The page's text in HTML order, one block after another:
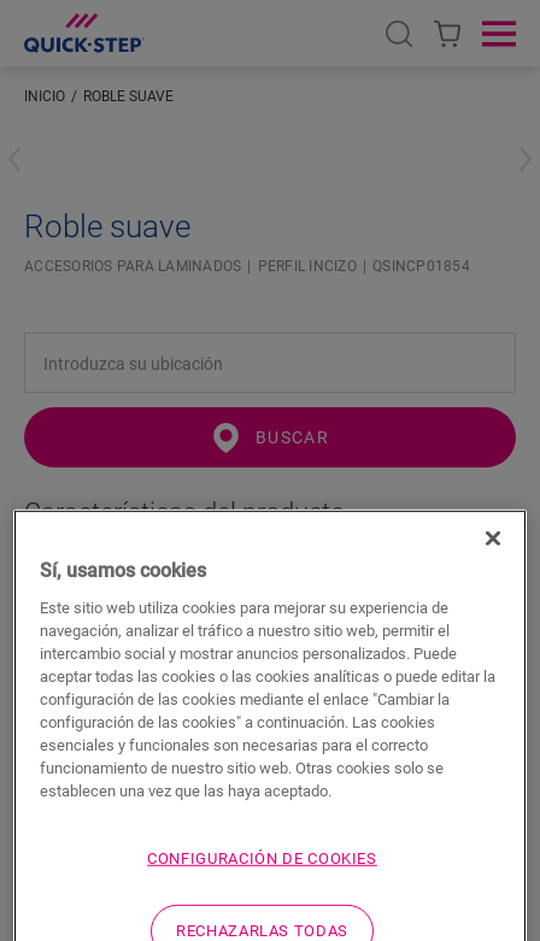
Open search
INICIO ROBLE SUAVE
Roble suave
ACCESORIOS PARA LAMINADOS PERFIL INCIZO QSINCP01854
BUSCAR
Características del producto
Este perfil único ofrece múltiples soluciones para rematar su
suelo, como la transición entre suelos o un remate en una
pared o ventana. Solo tiene que cortar el perfil Incizo según la
forma deseada con el cúter Incizo incluido. El perfil combina a
la perfección con el color de su suelo. Un paquete contiene un
perfil Incizo, un cúter Incizo y un riel de plástico. Para lograr
un acabado hermético en estancias húmedas, le sugerimos
que lo combine con la tira de espuma y el Hydrokit. Con el
perfil Incizo puede: 1. unir dos suelos con alturas distintas 2.
unir dos suelos con la misma altura 3. añadir un acabado al
rematar sus escaleras y peldaños
Sí, usamos cookies
Este sitio web utiliza cookies para mejorar su experiencia de
navegación, analizar el tráfico a nuestro sitio web, permitir el
intercambio social y mostrar anuncios personalizados. Puede
aceptar todas las cookies o las cookies analíticas o puede editar la
configuración de las cookies mediante el enlace "Cambiar la
configuración de las cookies" a continuación. Las cookies
esenciales y funcionales son necesarias para el correcto
funcionamiento de nuestro sitio web. Otras cookies solo se
establecen una vez que las haya aceptado.
CONFIGURACIÓN DE COOKIES
RECHAZARLAS TODAS